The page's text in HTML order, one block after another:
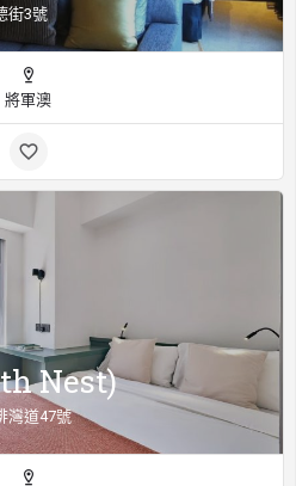
街3號
將軍澳
Nest)
灣道47號